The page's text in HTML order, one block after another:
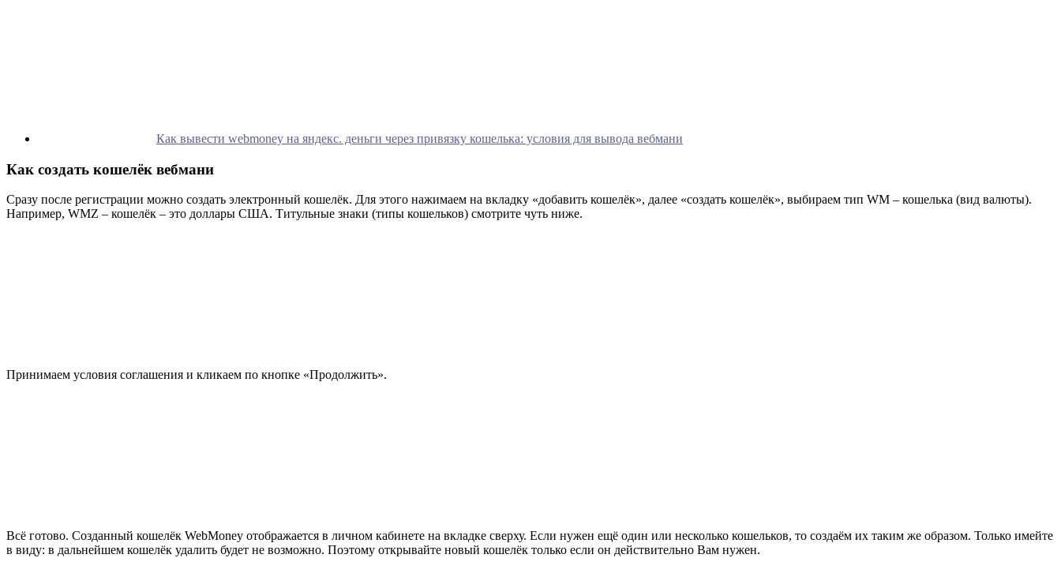
Как вывести webmoney на яндекс. деньги через привязку кошелька: условия для вывода вебмани
Как создать кошелёк вебмани
Сразу после регистрации можно создать электронный кошелёк. Для этого нажимаем на вкладку «добавить кошелёк», далее «создать кошелёк», выбираем тип WM – кошелька (вид валюты).
Например, WMZ – кошелёк – это доллары США. Титульные знаки (типы кошельков) смотрите чуть ниже.
Принимаем условия соглашения и кликаем по кнопке «Продолжить».
Всё готово. Созданный кошелёк WebMoney отображается в личном кабинете на вкладке сверху. Если нужен ещё один или несколько кошельков, то создаём их таким же образом. Только имейте
в виду: в дальнейшем кошелёк удалить будет не возможно. Поэтому открывайте новый кошелёк только если он действительно Вам нужен.